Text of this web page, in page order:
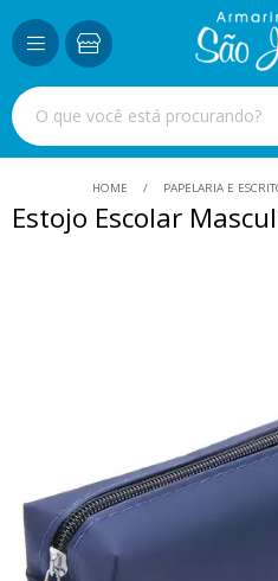
HOME PAPELARIA E
Estojo Escolar